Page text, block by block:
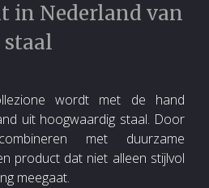
in Nederland van
wordt met de hand
uit hoogwaardig staal. Door
met duurzame
product dat niet alleen stijlvol
meegaat.